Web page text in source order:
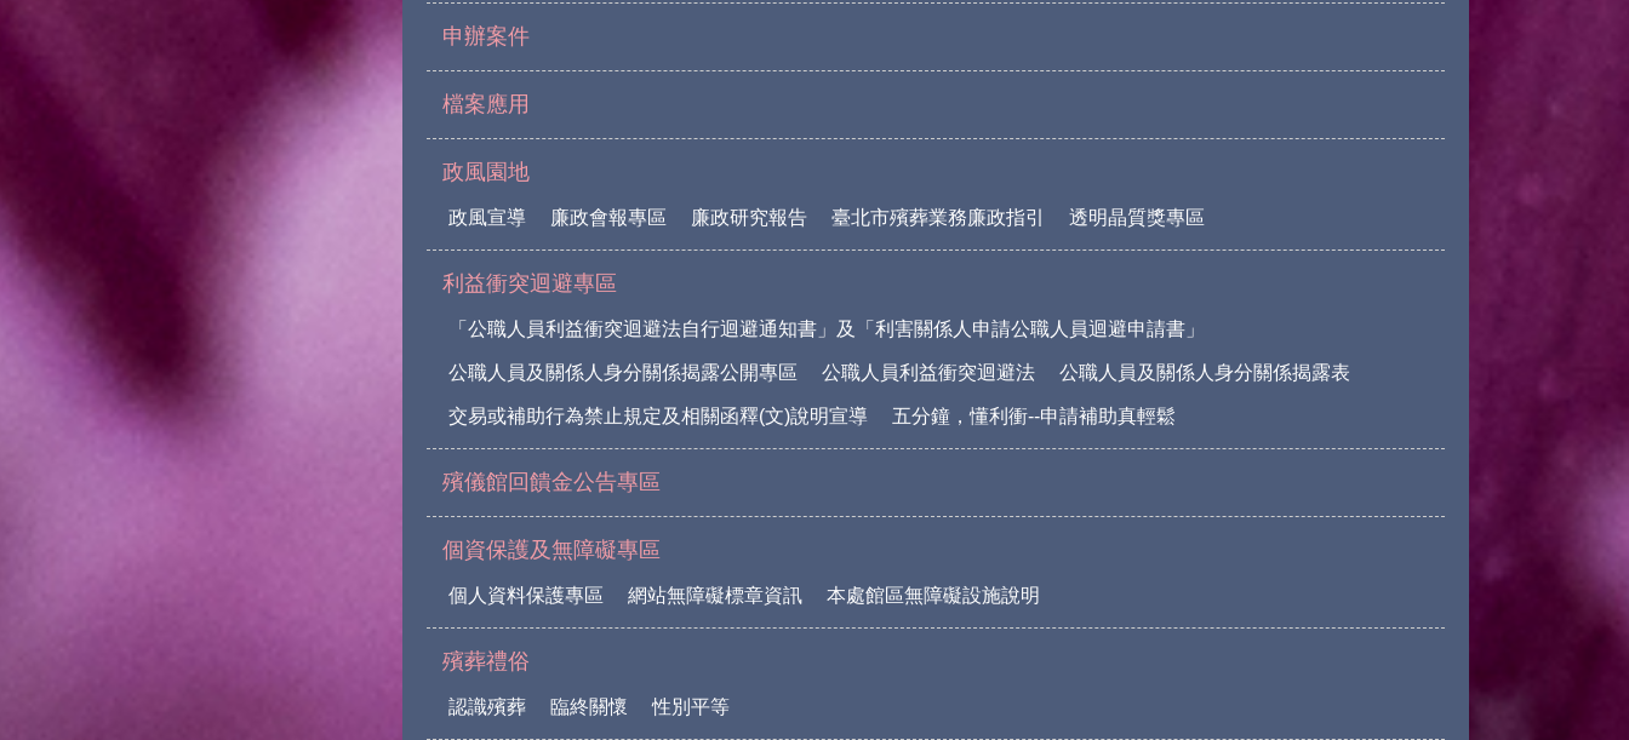
申辦案件
檔案應用
政風園地
政風宣導 廉政會報專區 廉政研究報告 臺北市殯葬業務廉政指引 透明晶質獎專區
利益衝突迴避專區
「公職人員利益衝突迴避法自行迴避通知書」及「利害關係人申請公職人員迴避申請書」
公職人員及關係人身分關係揭露公開專區 公職人員利益衝突迴避法 公職人員及關係人身分關係揭露表
交易或補助行為禁止規定及相關函釋(文)說明宣導 五分鐘，懂利衝--申請補助真輕鬆
殯儀館回饋金公告專區
個資保護及無障礙專區
個人資料保護專區 網站無障礙標章資訊 本處館區無障礙設施說明
殯葬禮俗
認識殯葬 臨終關懷 性別平等